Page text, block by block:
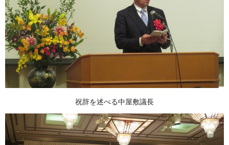
祝辞を述べる中屋敷議長